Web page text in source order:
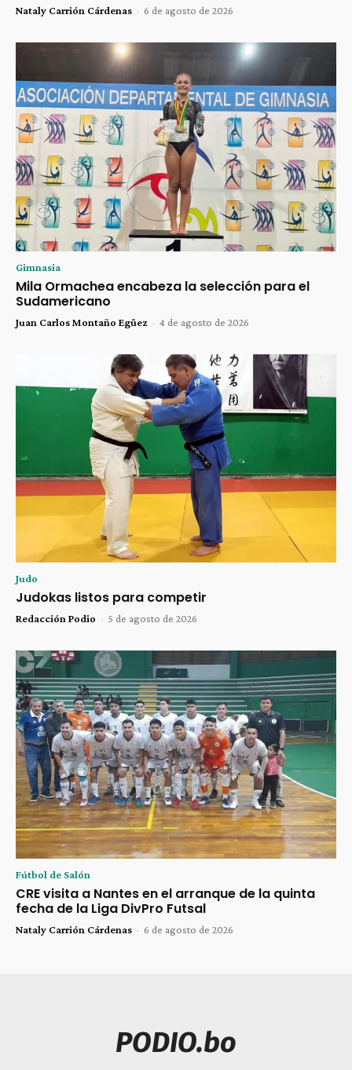
Nataly Carrión Cárdenas - 6 de agosto de 2026
Gimnasia
Mila Ormachea encabeza la selección para el
Sudamericano
Juan Carlos Montaño Egüez - 4 de agosto de 2026
Judo
Judokas listos para competir
Redacción Podio - 5 de agosto de 2026
Fútbol de Salón
CRE visita a Nantes en el arranque de la quinta
fecha de la Liga DivPro Futsal
Nataly Carrión Cárdenas - 6 de agosto de 2026
PODIO.bo